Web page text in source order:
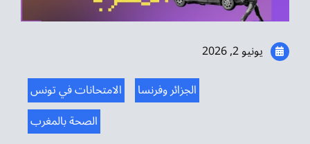
تواصل معنا
يونيو 2, 2026
الامتحانات في تونس
الجزائر وفرنسا
الصحة بالمغرب